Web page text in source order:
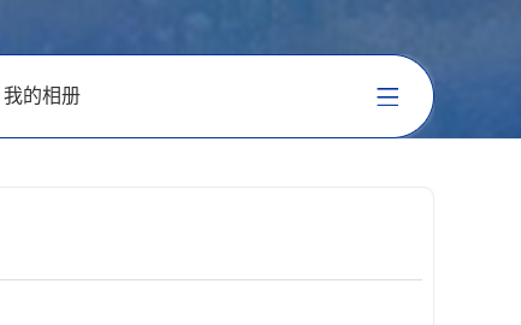
我的相册